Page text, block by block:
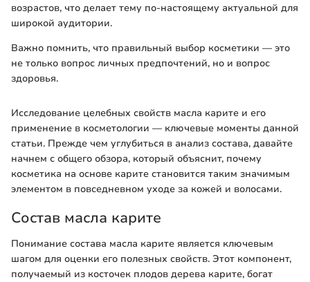
возрастов, что делает тему по-настоящему актуальной для
широкой аудитории.
Важно помнить, что правильный выбор косметики — это
не только вопрос личных предпочтений, но и вопрос
здоровья.
Исследование целебных свойств масла карите и его
применение в косметологии — ключевые моменты данной
статьи. Прежде чем углубиться в анализ состава, давайте
начнем с общего обзора, который объяснит, почему
косметика на основе карите становится таким значимым
элементом в повседневном уходе за кожей и волосами.
Состав масла карите
Понимание состава масла карите является ключевым
шагом для оценки его полезных свойств. Этот компонент,
получаемый из косточек плодов дерева карите, богат